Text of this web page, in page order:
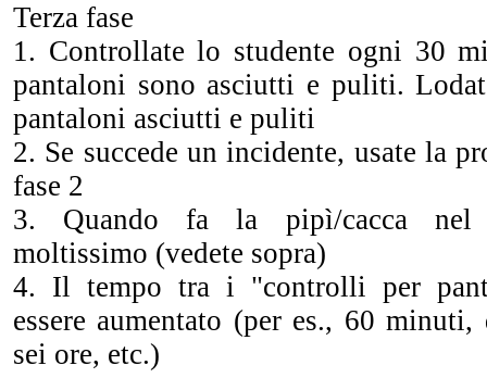
Terza fase
1. Controllate lo studente ogni 30
pantaloni sono asciutti e puliti.
pantaloni asciutti e puliti
2. Se succede un incidente, usate la
fase 2
3. Quando fa la pipì/cacca nel
moltissimo (vedete sopra)
4. Il tempo tra i "controlli per
essere aumentato (per es., 60
sei ore, etc.)